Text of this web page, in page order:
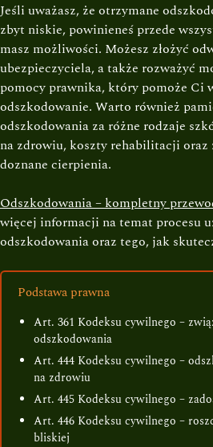
Jeśli uważasz, że otrzymane
zbyt niskie, powinieneś przede
masz możliwości. Możesz złożyć
ubezpieczyciela, a także rozważyć
pomocy prawnika, który pomoże Ci
odszkodowanie. Warto również
odszkodowania za różne rodzaje
na zdrowiu, koszty rehabilitacji oraz
doznane cierpienia.
Odszkodowania – kompletny
więcej informacji na temat procesu
odszkodowania oraz tego, jak
Podstawa prawna
Art. 361 Kodeksu cywilnego –
odszkodowania
Art. 444 Kodeksu cywilnego –
na zdrowiu
Art. 445 Kodeksu cywilnego –
Art. 446 Kodeksu cywilnego –
bliskiej